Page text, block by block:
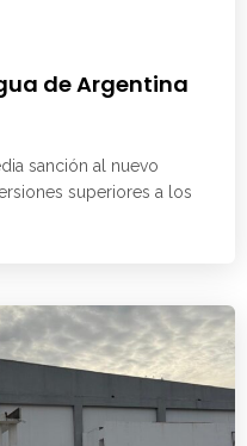
de Argentina
sanción al nuevo
superiores a los